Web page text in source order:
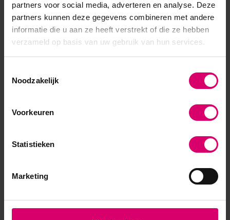
partners voor social media, adverteren en analyse. Deze
partners kunnen deze gegevens combineren met andere
informatie die u aan ze heeft verstrekt of die ze hebben
verzameld op basis van uw gebruik van hun services.
Noodzakelijk
Voorkeuren
Statistieken
Marketing
Artikelnummer
SKU 476289